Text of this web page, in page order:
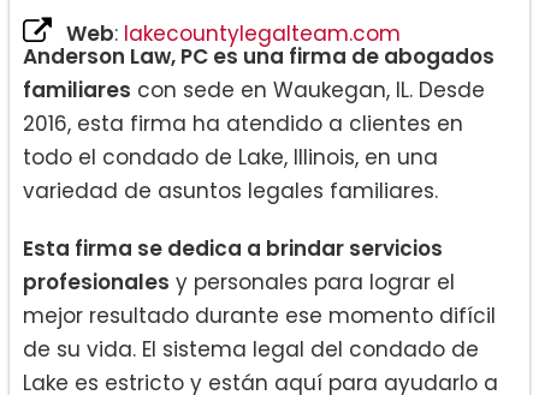
Web: lakecountylegalteam.com
Anderson Law, PC es una firma de abogados
familiares con sede en Waukegan, IL. Desde
2016, esta firma ha atendido a clientes en
todo el condado de Lake, Illinois, en una
variedad de asuntos legales familiares.
Esta firma se dedica a brindar servicios
profesionales y personales para lograr el
mejor resultado durante ese momento difícil
de su vida. El sistema legal del condado de
Lake es estricto y están aquí para ayudarlo a